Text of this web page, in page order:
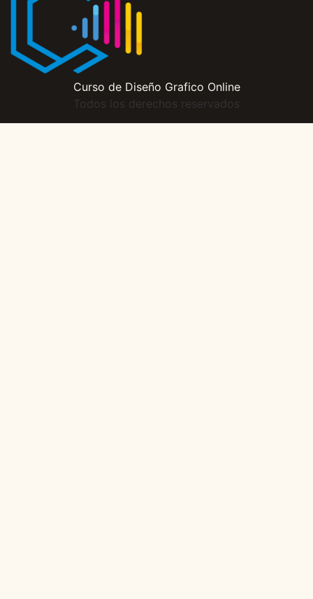
Curso de Diseño Grafico Online
Todos los derechos reservados